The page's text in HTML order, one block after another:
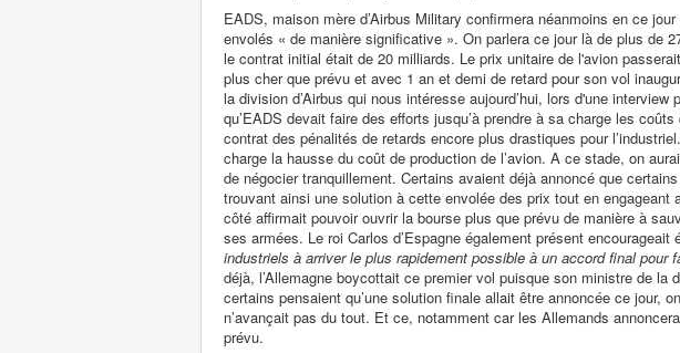
EADS, maison mère d’Airbus Military confirmera néanmoins en ce
envolés « de manière significative ». On parlera ce jour là de plus de
le contrat initial était de 20 milliards. Le prix unitaire de l'avion
plus cher que prévu et avec 1 an et demi de retard pour son vol
la division d’Airbus qui nous intéresse aujourd’hui, lors d'une interview
qu’EADS devait faire des efforts jusqu’à prendre à sa charge les
contrat des pénalités de retards encore plus drastiques pour
charge la hausse du coût de production de l’avion. A ce stade, on
de négocier tranquillement. Certains avaient déjà annoncé que
trouvant ainsi une solution à cette envolée des prix tout en engageant
côté affirmait pouvoir ouvrir la bourse plus que prévu de manière à
ses armées. Le roi Carlos d’Espagne également présent encourageait
industriels à arriver le plus rapidement possible à un accord final pour
déjà, l’Allemagne boycottait ce premier vol puisque son ministre de la
certains pensaient qu’une solution finale allait être annoncée ce jour,
n’avançait pas du tout. Et ce, notamment car les Allemands
prévu.